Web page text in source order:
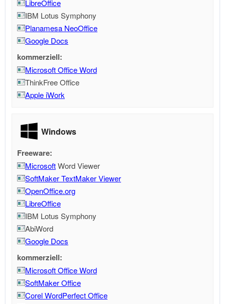
LibreOffice
IBM Lotus Symphony
Planamesa NeoOffice
Google Docs
kommerziell:
Microsoft Office Word
ThinkFree Office
Apple iWork
Windows
Freeware:
MicrosoftWord Viewer
SoftMaker TextMaker Viewer
OpenOffice.org
LibreOffice
IBM Lotus Symphony
AbiWord
Google Docs
kommerziell:
Microsoft Office Word
SoftMaker Office
Corel WordPerfect Office